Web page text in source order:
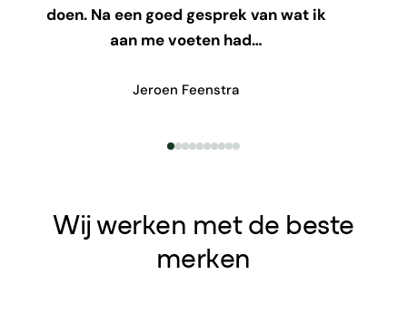
doen. Na een goed gesprek van wat ik
aan me voeten had…
Jeroen Feenstra
Wij werken met de beste
merken